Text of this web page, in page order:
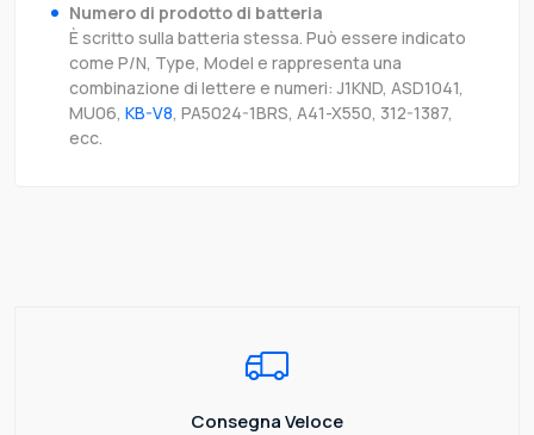
Numero di prodotto di batteria
È scritto sulla batteria stessa. Può essere indicato
come P/N, Type, Model e rappresenta una
combinazione di lettere e numeri: J1KND, ASD1041,
MU06, KB-V8, PA5024-1BRS, A41-X550, 312-1387,
ecc.
Consegna Veloce